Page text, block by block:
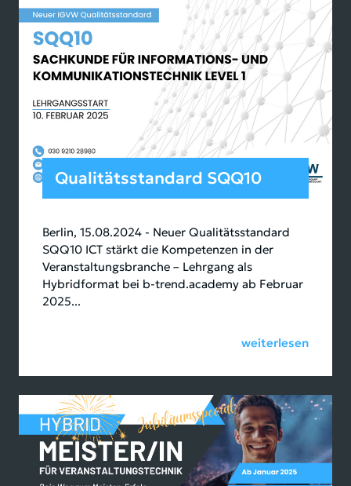
Qualitätsstandard SQQ10
Berlin, 15.08.2024 - Neuer Qualitätsstandard
SQQ10 ICT stärkt die Kompetenzen in der
Veranstaltungsbranche – Lehrgang als
Hybridformat bei b-trend.academy ab Februar
2025...
weiterlesen